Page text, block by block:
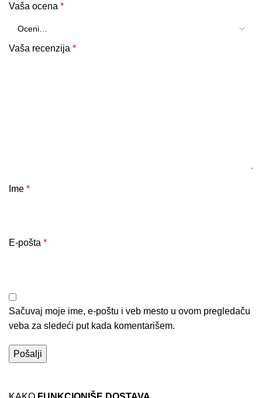
Vaša ocena*
Vaša recenzija*
Ime*
E-pošta*
Sačuvaj moje ime, e-poštu i veb mesto u ovom pregledaču
veba za sledeći put kada komentarišem.